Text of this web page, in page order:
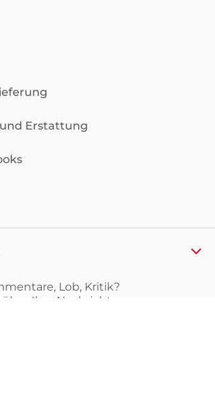
Erstattung
Lob, Kritik?
Ihre Nachricht.